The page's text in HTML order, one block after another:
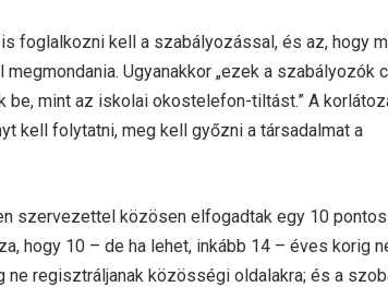
foglalkozni kell a szabályozással, és az, hogy
Ugyanakkor „ezek a szabályozók
be, mint az iskolai okostelefon-tiltást.” A
kell folytatni, meg kell győzni a társadalmat a
szervezettel közösen elfogadtak egy 10 pontos
hogy 10 – de ha lehet, inkább 14 – éves korig
regisztráljanak közösségi oldalakra; és a